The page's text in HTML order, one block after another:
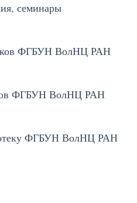
семинары
ФГБУН ВолНЦ РАН
ФГБУН ВолНЦ РАН
ФГБУН ВолНЦ РАН